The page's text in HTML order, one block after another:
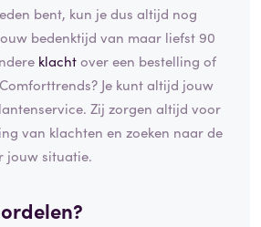
bent, kun je dus altijd nog
bedenktijd van maar liefst 90
klachtover een bestelling of
Je kunt altijd jouw
Zij zorgen altijd voor
van klachten en zoeken naar de
jouw situatie.